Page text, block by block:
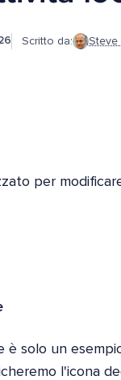
Scritto da: Steve
per
è solo un
l'icona